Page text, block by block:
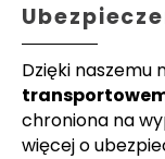
Dzięki naszemu
chroniona na
więcej o